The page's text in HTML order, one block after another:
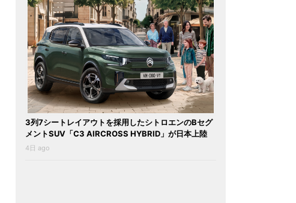
3列7シートレイアウトを採用したシトロエンのBセグ
メントSUV「C3 AIRCROSS HYBRID」が日本上陸
4日 ago